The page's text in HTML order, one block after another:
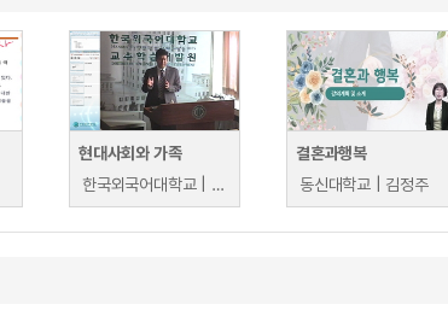
현대사회와 가족
한국외국어대학교 | 여현철
결혼과행복
동신대학교 | 김정주